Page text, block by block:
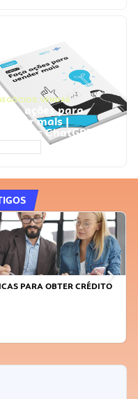
, VENDAS
Faça ações para
vender mais |
Prompts ChatGPT
FAÇA A